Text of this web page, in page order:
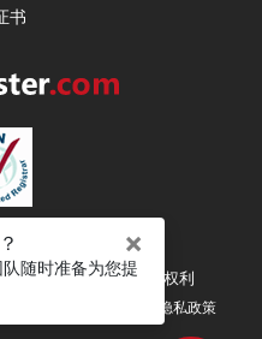
书
（新加坡） 保留所有权利
隐私政策